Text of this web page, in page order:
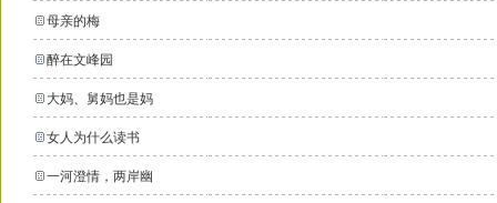
母亲的梅
醉在文峰园
大妈、舅妈也是妈
女人为什么读书
一河澄情，两岸幽